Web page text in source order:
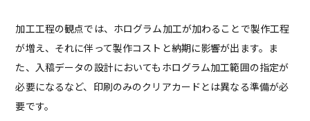
加工工程の観点では、ホログラム加工が加わることで製作工程
が増え、それに伴って製作コストと納期に影響が出ます。ま
た、入稿データの設計においてもホログラム加工範囲の指定が
必要になるなど、印刷のみのクリアカードとは異なる準備が必
要です。